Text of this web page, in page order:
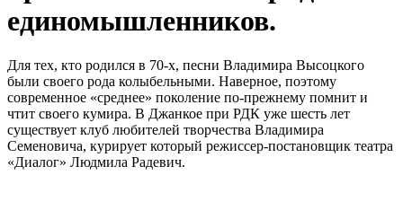
единомышленников.
Для тех, кто родился в 70-х, песни Владимира Высоцкого
были своего рода колыбельными. Наверное, поэтому
современное «среднее» поколение по-прежнему помнит и
чтит своего кумира. В Джанкое при РДК уже шесть лет
существует клуб любителей творчества Владимира
Семеновича, курирует который режиссер-постановщик театра
«Диалог» Людмила Радевич.